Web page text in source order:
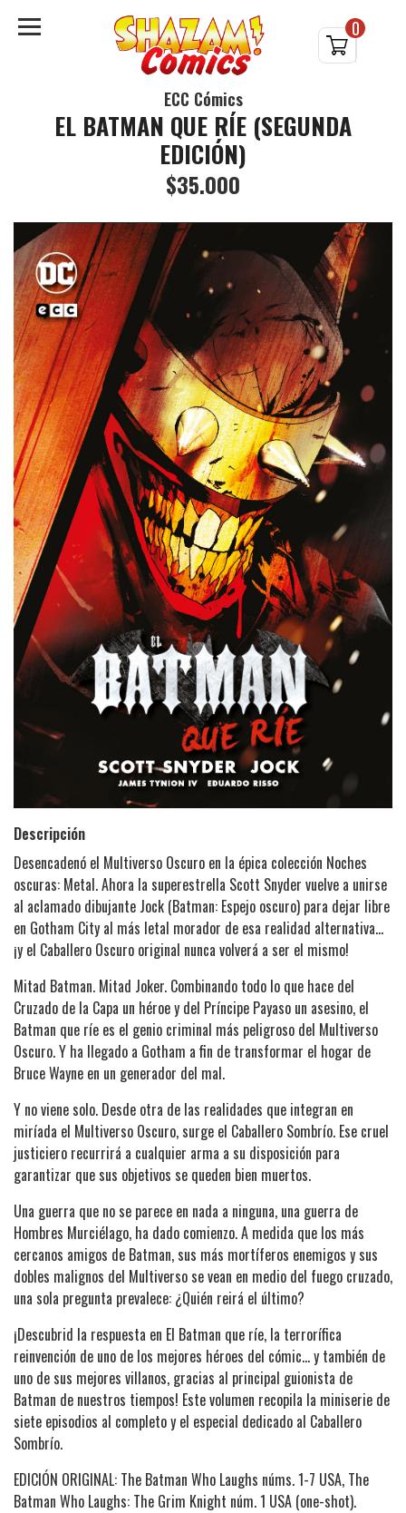
0
ECC Cómics
EL BATMAN QUE RÍE (SEGUNDA
EDICIÓN)
$35.000
Descripción
Desencadenó el Multiverso Oscuro en la épica colección Noches
oscuras: Metal. Ahora la superestrella Scott Snyder vuelve a unirse
al aclamado dibujante Jock (Batman: Espejo oscuro) para dejar libre
en Gotham City al más letal morador de esa realidad alternativa...
¡y el Caballero Oscuro original nunca volverá a ser el mismo!
Mitad Batman. Mitad Joker. Combinando todo lo que hace del
Cruzado de la Capa un héroe y del Príncipe Payaso un asesino, el
Batman que ríe es el genio criminal más peligroso del Multiverso
Oscuro. Y ha llegado a Gotham a fin de transformar el hogar de
Bruce Wayne en un generador del mal.
Y no viene solo. Desde otra de las realidades que integran en
miríada el Multiverso Oscuro, surge el Caballero Sombrío. Ese cruel
justiciero recurrirá a cualquier arma a su disposición para
garantizar que sus objetivos se queden bien muertos.
Una guerra que no se parece en nada a ninguna, una guerra de
Hombres Murciélago, ha dado comienzo. A medida que los más
cercanos amigos de Batman, sus más mortíferos enemigos y sus
dobles malignos del Multiverso se vean en medio del fuego cruzado,
una sola pregunta prevalece: ¿Quién reirá el último?
¡Descubrid la respuesta en El Batman que ríe, la terrorífica
reinvención de uno de los mejores héroes del cómic... y también de
uno de sus mejores villanos, gracias al principal guionista de
Batman de nuestros tiempos! Este volumen recopila la miniserie de
siete episodios al completo y el especial dedicado al Caballero
Sombrío.
EDICIÓN ORIGINAL: The Batman Who Laughs núms. 1-7 USA, The
Batman Who Laughs: The Grim Knight núm. 1 USA (one-shot).